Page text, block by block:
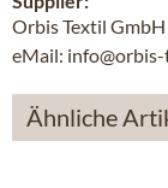
Orbis Textil
eMail:
Ähnliche